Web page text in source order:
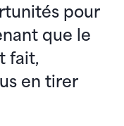
pour
que le
fait,
en tirer